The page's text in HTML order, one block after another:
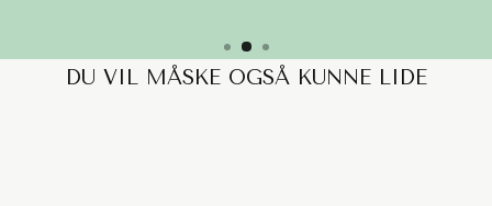
DU VIL MÅSKE OGSÅ KUNNE LIDE